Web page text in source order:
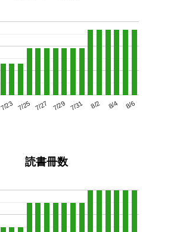
7/23 7/25 7/27 7/29 7/31 8/2 8/4 8/6
読書冊数